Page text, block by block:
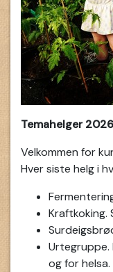
Temahelger 2026
Velkommen for
Hver siste helg i
Kraftkoking.
Urtegruppe.
og for helsa.